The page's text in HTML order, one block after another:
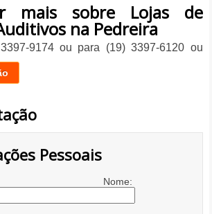
mais sobre Lojas de
na Pedreira
9174ou para (19) 3397-6120 ou
Pessoais
Nome: